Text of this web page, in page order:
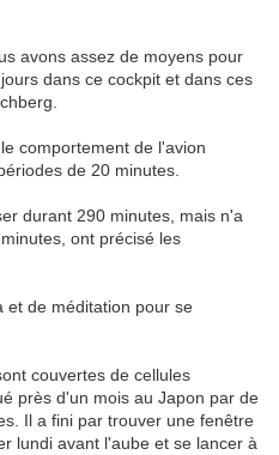
avons assez de moyens pour
dans ce cockpit et dans ces
comportement de l'avion
de 20 minutes.
durant 290 minutes, mais n'a
ont précisé les
et de méditation pour se
couvertes de cellules
près d'un mois au Japon par de
Il a fini par trouver une fenêtre
lundi avant l'aube et se lancer à